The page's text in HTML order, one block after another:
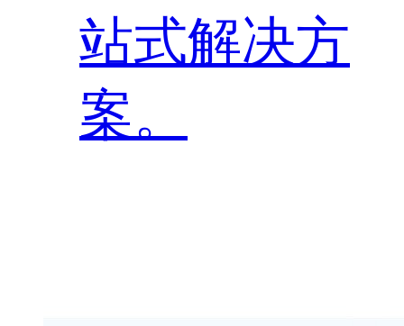
站式解决方
案。